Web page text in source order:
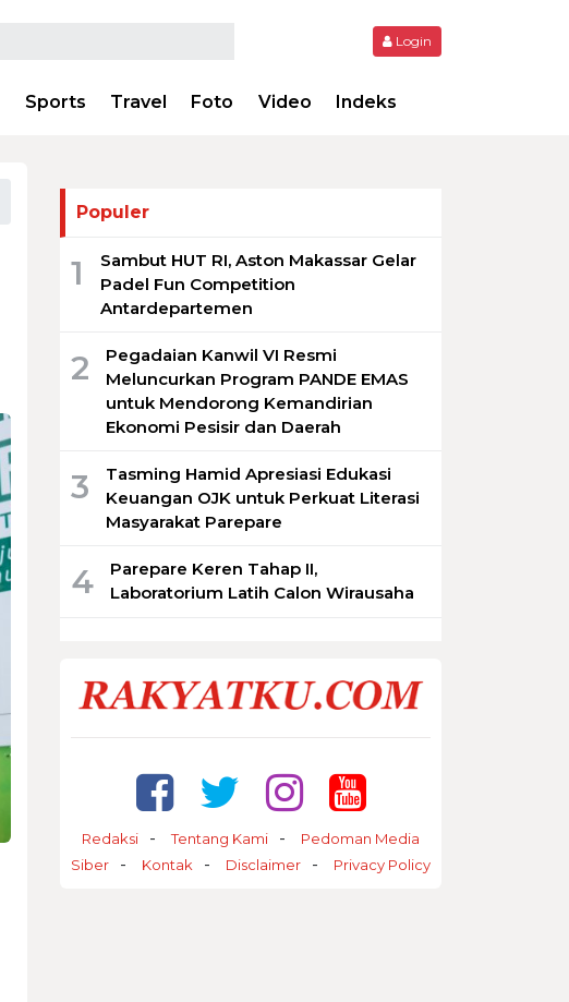
Login
Sports Travel Foto Video Indeks
Populer
1
Sambut HUT RI, Aston Makassar Gelar
Padel Fun Competition
Antardepartemen
2
Pegadaian Kanwil VI Resmi
Meluncurkan Program PANDE EMAS
untuk Mendorong Kemandirian
Ekonomi Pesisir dan Daerah
3
Tasming Hamid Apresiasi Edukasi
Keuangan OJK untuk Perkuat Literasi
Masyarakat Parepare
4
Parepare Keren Tahap II,
Laboratorium Latih Calon Wirausaha
Redaksi Tentang Kami
Pedoman Media
Siber
Kontak Disclaimer Privacy Policy